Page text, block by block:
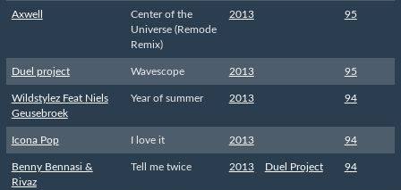
Axwell
Center of the
Universe (Remode
Remix)
2013 95
Duel project Wavescope 2013 95
Wildstylez Feat Niels
Geusebroek
Year of summer 2013 94
Icona Pop I love it 2013 94
Benny Bennasi &
Rivaz
Tell me twice 2013 Duel Project 94